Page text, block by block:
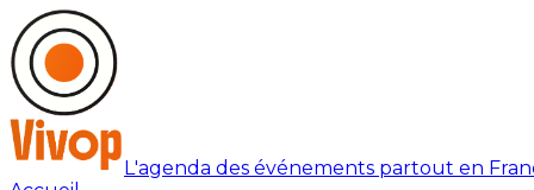
L'agenda des événements partout en